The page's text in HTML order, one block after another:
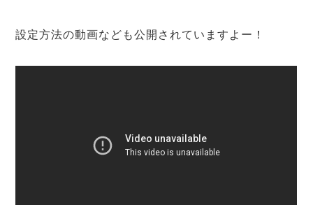
設定方法の動画なども公開されていますよー！